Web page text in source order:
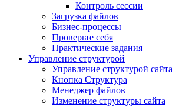
Контроль сессии
Загрузка файлов
Бизнес-процессы
Проверьте себя
Практические задания
Управление структурой
Управление структурой сайта
Кнопка Структура
Менеджер файлов
Изменение структуры сайта